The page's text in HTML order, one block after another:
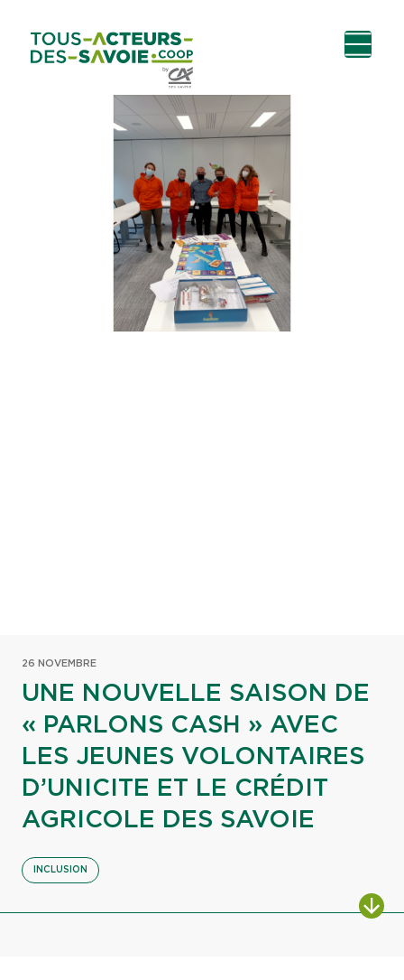
contenu
principal
26 NOVEMBRE
UNE NOUVELLE SAISON DE
« PARLONS CASH » AVEC
LES JEUNES VOLONTAIRES
D’UNICITE ET LE CRÉDIT
AGRICOLE DES SAVOIE
INCLUSION